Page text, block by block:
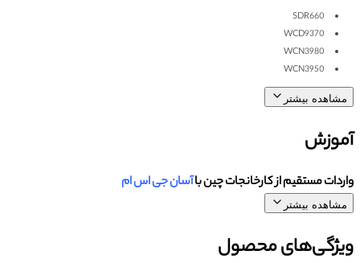
SDR660
WCD9370
WCN3980
WCN3950
مشاهده بیشتر
آموزش
واردات مستقیم از کارخانجات چین باآسان جی اس ام
مشاهده بیشتر
ویژگی‌های محصول